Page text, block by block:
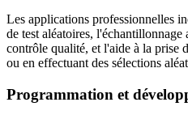
Les applications professionnelles
de test aléatoires,
contrôle qualité, et l'aide à la prise
ou en effectuant des sélections
Programmation et